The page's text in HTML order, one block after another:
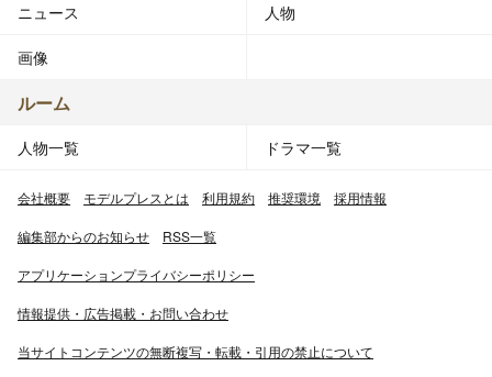
ニュース 人物
画像
ルーム
人物一覧 ドラマ一覧
会社概要 モデルプレスとは 利用規約 推奨環境 採用情報
編集部からのお知らせ RSS一覧
アプリケーションプライバシーポリシー
情報提供・広告掲載・お問い合わせ
当サイトコンテンツの無断複写・転載・引用の禁止について